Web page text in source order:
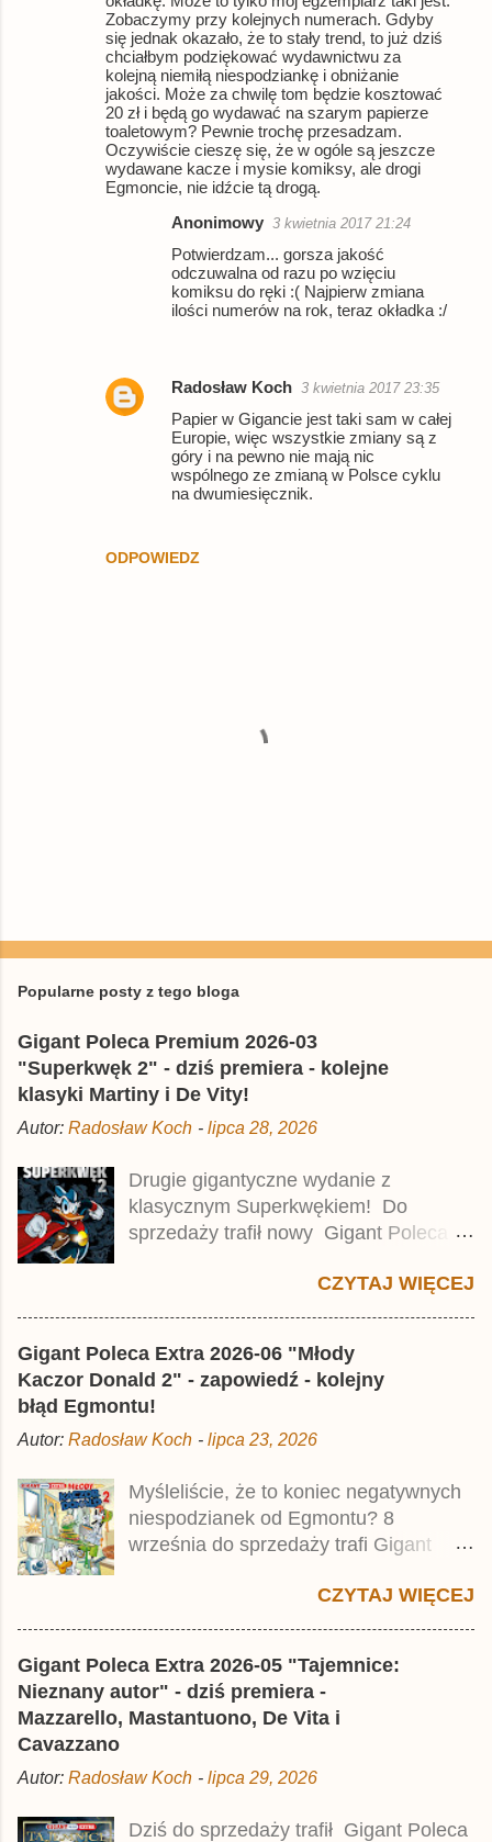
Zobaczymy przy kolejnych numerach. Gdyby
się jednak okazało, że to stały trend, to już dziś
chciałbym podziękować wydawnictwu za
kolejną niemiłą niespodziankę i obniżanie
jakości. Może za chwilę tom będzie kosztować
20 zł i będą go wydawać na szarym papierze
toaletowym? Pewnie trochę przesadzam.
Oczywiście cieszę się, że w ogóle są jeszcze
wydawane kacze i mysie komiksy, ale drogi
Egmoncie, nie idźcie tą drogą.
ODPOWIEDZ
Anonimowy 3 kwietnia 2017 21:24
Potwierdzam... gorsza jakość
odczuwalna od razu po wzięciu
komiksu do ręki :( Najpierw zmiana
ilości numerów na rok, teraz okładka :/
Radosław Koch 3 kwietnia 2017 23:35
Papier w Gigancie jest taki sam w całej
Europie, więc wszystkie zmiany są z
góry i na pewno nie mają nic
wspólnego ze zmianą w Polsce cyklu
na dwumiesięcznik.
e
i
j
o
m
e
t
a
r
z
Popularne posty z tego bloga
Gigant Poleca Premium 2026-03
"Superkwęk 2" - dziś premiera - kolejne
klasyki Martiny i De Vity!
Autor: Radosław Koch - lipca 28, 2026
Drugie gigantyczne wydanie z
klasycznym Superkwękiem! Do
sprzedaży trafił nowy Gigant Poleca
Jest to kolejny 624-stronicowy tom z
najstarszymi historiami o kaczym
wynosi 49,99 zł i zamówicie go także z
rabatem na Egmont.pl . Za przekład
odpowiadał Jacek Drewnowski.
Publikacja jest przedrukiem drugiego
Taschenbuch Phantomias Collection ,
który trafił do sprzedaży pod koniec
2025 roku.
CZYTAJ WIĘCEJ
Gigant Poleca Extra 2026-06 "Młody
Kaczor Donald 2" - zapowiedź - kolejny
błąd Egmontu!
Autor: Radosław Koch - lipca 23, 2026
Myśleliście, że to koniec negatywnych
niespodzianek od Egmontu? 8
września do sprzedaży trafi Gigant
Jednak wbrew temu, na co wskazuje
nazwa tomu, nie będzie to przedruk
młodego Kaczora Donalda i jego
przyjaciół, lecz prawdopodobnie znajdą
się tam opowieści z wydań 9-10 .
kosztowała 37,99 zł. W środku znajdą
Taschenbuch Young Comics, które
CZYTAJ WIĘCEJ
Gigant Poleca Extra 2026-05 "Tajemnice:
Nieznany autor" - dziś premiera -
Mazzarello, Mastantuono, De Vita i
Cavazzano
Autor: Radosław Koch - lipca 29, 2026
Dziś do sprzedaży trafił Gigant Poleca